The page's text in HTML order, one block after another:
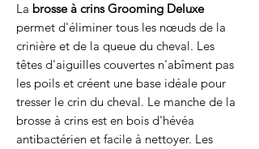
La brosse à crins Grooming Deluxe
permet d'éliminer tous les nœuds de la
crinière et de la queue du cheval. Les
têtes d'aiguilles couvertes n'abîment pas
les poils et créent une base idéale pour
tresser le crin du cheval. Le manche de la
brosse à crins est en bois d'hévéa
antibactérien et facile à nettoyer. Les